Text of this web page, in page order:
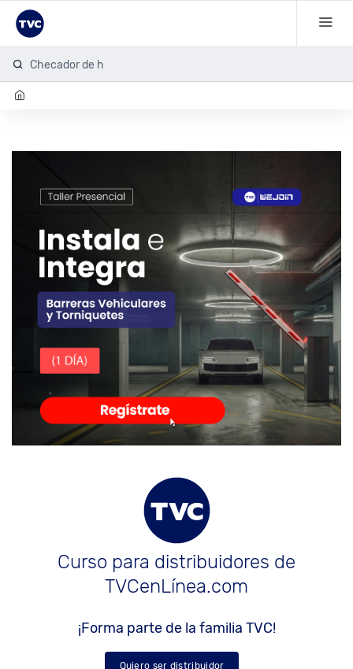
Checador de hue
Curso para distribuidores de
TVCenLínea.com
¡Forma parte de la familia TVC!
Quiero ser distribuidor